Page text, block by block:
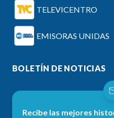
TELEVICENTRO
EMISORAS UNIDAS
BOLETÍN DE NOTICIAS
Recibe las mejores